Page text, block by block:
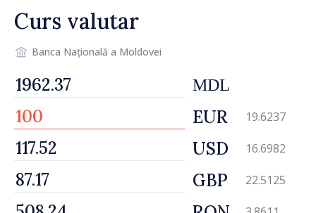
Curs valutar
Banca Națională a Moldovei
MDL
EUR 19.6237
USD 16.6982
GBP 22.5125